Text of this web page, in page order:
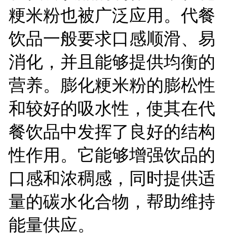
粳米粉也被广泛应用。代餐
饮品一般要求口感顺滑、易
消化，并且能够提供均衡的
营养。膨化粳米粉的膨松性
和较好的吸水性，使其在代
餐饮品中发挥了良好的结构
性作用。它能够增强饮品的
口感和浓稠感，同时提供适
量的碳水化合物，帮助维持
能量供应。